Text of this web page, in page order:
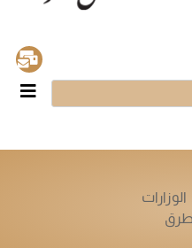
الوزارات